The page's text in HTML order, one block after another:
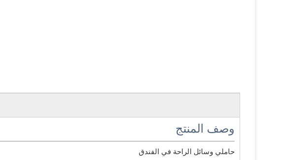
وصف المنتج
حاملي وسائل الراحة في الفندق